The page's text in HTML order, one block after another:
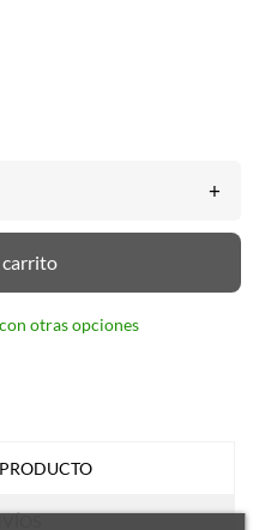
+
otras opciones